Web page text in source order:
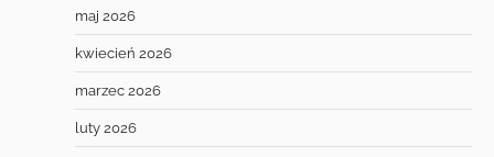
maj 2026
kwiecień 2026
marzec 2026
luty 2026